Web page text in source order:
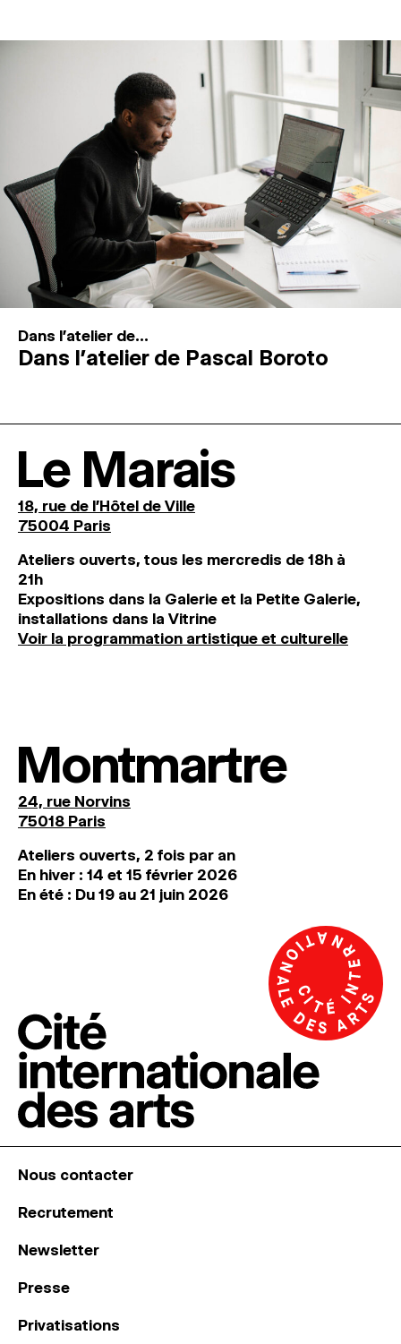
Dans l'atelier de...
Dans l’atelier de Pascal Boroto
Le Marais
18, rue de l'Hôtel de Ville
75004 Paris
Ateliers ouverts, tous les mercredis de 18h à
21h
Expositions dans la Galerie et la Petite Galerie,
installations dans la Vitrine
Voir la programmation artistique et culturelle
Montmartre
24, rue Norvins
75018 Paris
Ateliers ouverts, 2 fois par an
En hiver : 14 et 15 février 2026
En été : Du 19 au 21 juin 2026
Nous contacter
Recrutement
Newsletter
Presse
Privatisations